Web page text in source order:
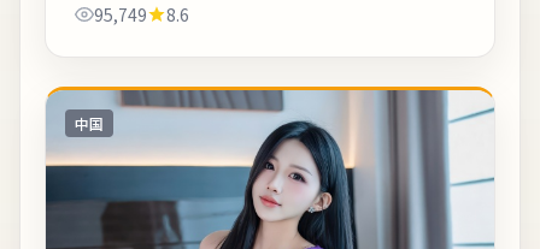
光敏人群请酌情观看。《夜市人声往事的长...
95,749 8.6
中国